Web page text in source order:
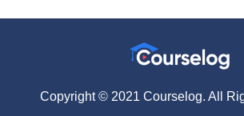
Copyright © 2021 Courselog. All